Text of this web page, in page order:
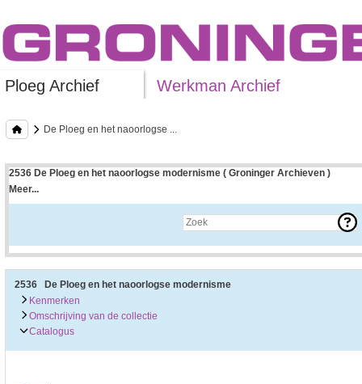
Ploeg Archief Werkman Archief
De Ploeg en het naoorlogse ...
2536 De Ploeg en het naoorlogse modernisme ( Groninger Archieven )
Meer...
Uitleg bij archieftoegang
Een archieftoegang geeft uitgebreide informatie over een bepaald archief.
• Kenmerken van het archief
• Inleiding op het archief
• Inventaris of plaatsingslijst
• Eventueel bijlagen
De kenmerken van het archief zijn o.m. de omvang, vindplaats,
De inleiding op het archief bevat interessante informatie over de
bevatten.
2536 De Ploeg en het naoorlogse modernisme
Kenmerken
Omschrijving van de collectie
Catalogus